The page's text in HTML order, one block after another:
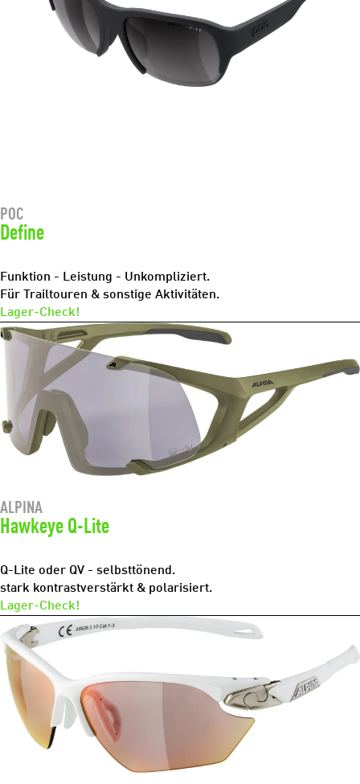
POC
Define
Funktion - Leistung - Unkompliziert.
Für Trailtouren & sonstige Aktivitäten.
Lager-Check!
ALPINA
Hawkeye Q-Lite
Q-Lite oder QV - selbsttönend.
stark kontrastverstärkt & polarisiert.
Lager-Check!